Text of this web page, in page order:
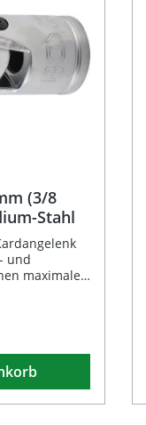
(3/8
Stahl
und
maximale
Stahl
hohe
der Norm